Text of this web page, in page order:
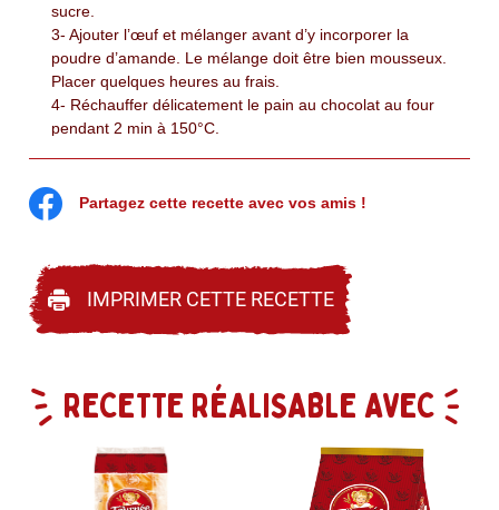
sucre.
3- Ajouter l’œuf et mélanger avant d’y incorporer la
poudre d’amande. Le mélange doit être bien mousseux.
Placer quelques heures au frais.
4- Réchauffer délicatement le pain au chocolat au four
pendant 2 min à 150°C.
d’amande. Parsemer d’amandes effilées.
Partagez cette recette avec vos amis !
IMPRIMER CETTE RECETTE
RECETTE RÉALISABLE AVEC